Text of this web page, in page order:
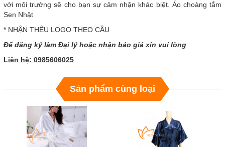
với môi trường sẽ cho bạn sự cảm nhận khác biệt. Áo choàng tắm
Sen Nhật
* NHẬN THÊU LOGO THEO CẦU
Để đăng ký làm Đại lý hoặc nhận báo giá xin vui lòng
Liên hệ: 0985606025
Sản phẩm cùng loại